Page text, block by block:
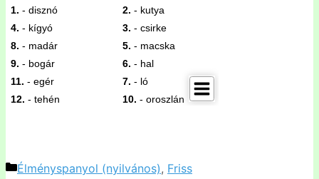
Kategória
Élményspanyol (nyilvános), Friss